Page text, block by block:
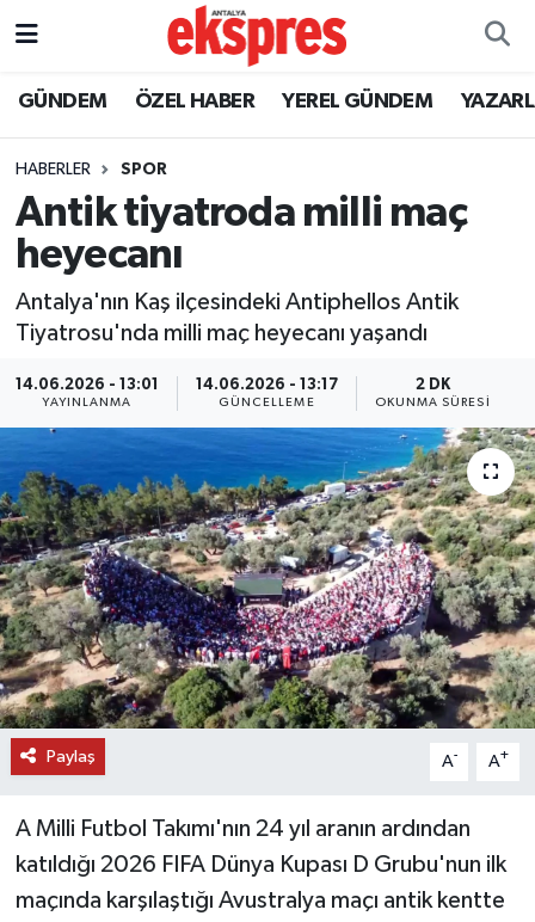
GÜNDEM ÖZEL HABER YEREL GÜNDEM
HABERLER SPOR
Antik tiyatroda milli maç
heyecanı
Antalya'nın Kaş ilçesindeki Antiphellos Antik
Tiyatrosu'nda milli maç heyecanı yaşandı
14.06.2026 - 13:01
YAYINLANMA
14.06.2026 - 13:17
GÜNCELLEME
2 DK
OKUNMA SÜRESI
Paylaş A- A+
A Milli Futbol Takımı'nın 24 yıl aranın ardından
katıldığı 2026 FIFA Dünya Kupası D Grubu'nun ilk
maçında karşılaştığı Avustralya maçı antik kentte
ÖZEL HABER
YEREL GÜNDEM
EKONOMİ
KÜLTÜR - SANAT
SPOR
SAĞLIK
DÜNYA
EĞİTİM
TURİZM
RÖPORTAJ
VİDEO HABERLER
YAZARLAR
Nöbetçi Eczaneler
Trafik Durumu
Süper Lig Puan Durumu ve Fikstür
Tüm Manşetler
Son Dakika Haberleri